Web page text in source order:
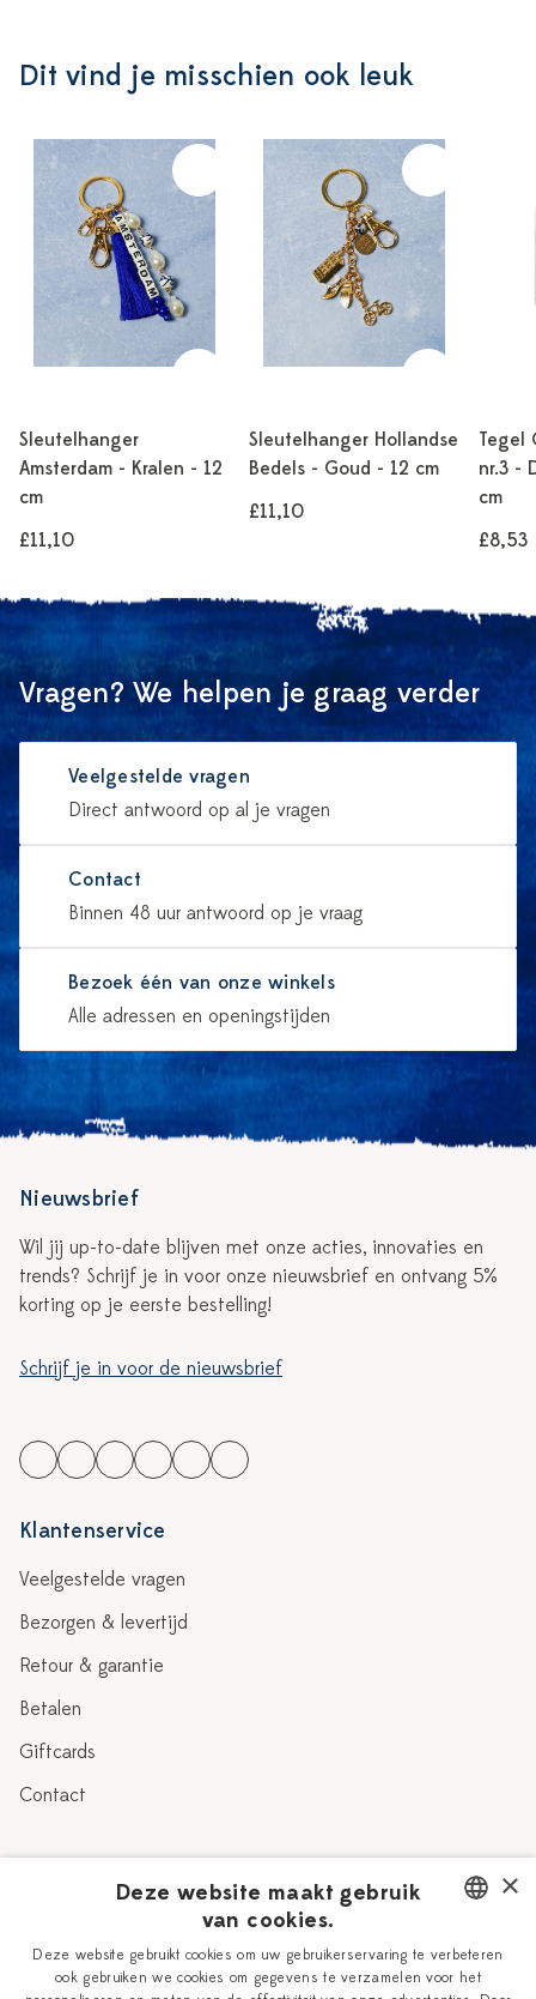
Dit vind je misschien ook leuk
Sleutelhanger
Amsterdam - Kralen - 12
cm
£11,10
Sleutelhanger Hollandse
Bedels - Goud - 12 cm
£11,10
Tegel
nr.3 -
cm
£8,53
Vragen? We helpen je graag verder
Veelgestelde vragen
Direct antwoord op al je vragen
Contact
Binnen 48 uur antwoord op je vraag
Bezoek één van onze winkels
Alle adressen en openingstijden
Nieuwsbrief
Wil jij up-to-date blijven met onze acties, innovaties en
trends? Schrijf je in voor onze nieuwsbrief en ontvang 5%
korting op je eerste bestelling!
Schrijf je in voor de nieuwsbrief
Klantenservice
Veelgestelde vragen
Bezorgen & levertijd
Retour & garantie
Betalen
Giftcards
Contact
Verhaal
Delfts Blauw
Workshops
DUTCH
×
Deze website maakt gebruik
van cookies.
Deze website gebruikt cookies om uw gebruikerservaring te verbeteren
ook gebruiken we cookies om gegevens te verzamelen voor het